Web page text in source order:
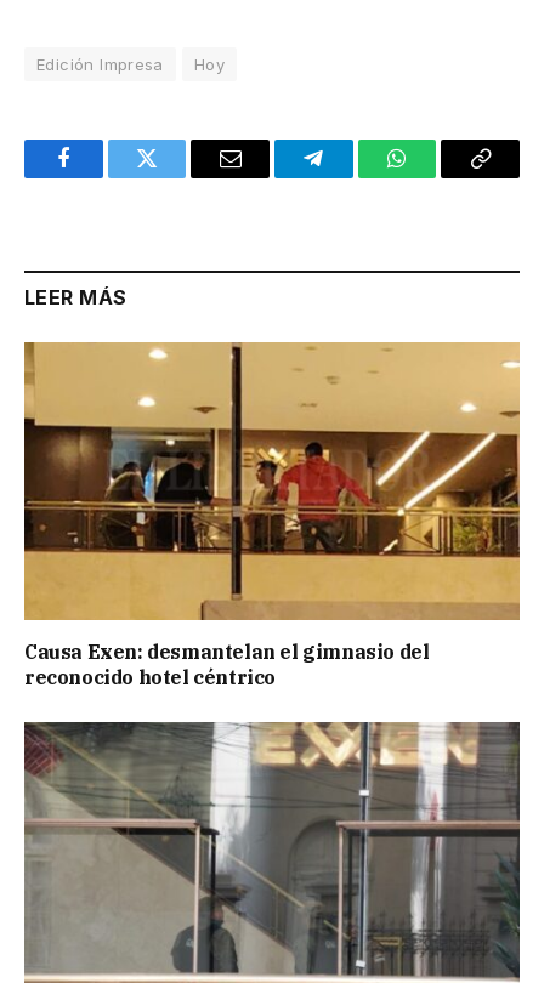
Edición Impresa Hoy
FacebookTwitter Email TelegramWhatsAppCopy
LEER MÁS
Causa Exen: desmantelan el gimnasio del
reconocido hotel céntrico